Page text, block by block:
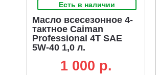
Есть в наличии
Масло всесезонное 4-
тактное Caiman
Professional 4T SAE
5W-40 1,0 л.
1 000 p.